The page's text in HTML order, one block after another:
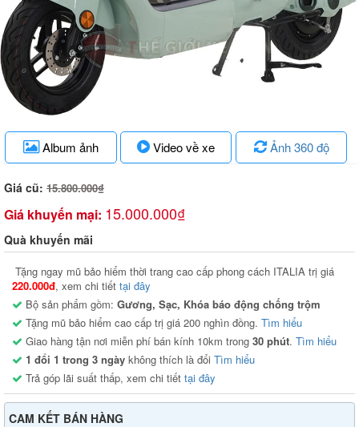
Album ảnh Video về xe Ảnh 360 độ
Giá cũ: 15.800.000₫
Giá khuyến mại: 15.000.000₫
Quà khuyến mãi
Tặng ngay mũ bảo hiểm thời trang cao cấp phong cách ITALIA trị giá
220.000đ, xem chi tiết tại đây
Bộ sản phẩm gồm: Gương, Sạc, Khóa báo động chống trộm
Tặng mũ bảo hiểm cao cấp trị giá 200 nghìn đồng. Tìm hiểu
Giao hàng tận nơi miễn phí bán kính 10km trong 30 phút. Tìm hiểu
1 đổi 1 trong 3 ngày không thích là đổi Tìm hiểu
Trả góp lãi suất thấp, xem chi tiết tại đây
CAM KẾT BÁN HÀNG